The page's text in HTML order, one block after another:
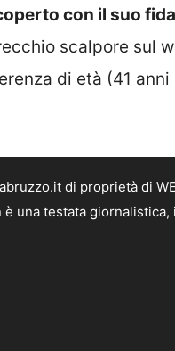
con il suo
scalpore sul
di età (41
di proprietà di
è una testata